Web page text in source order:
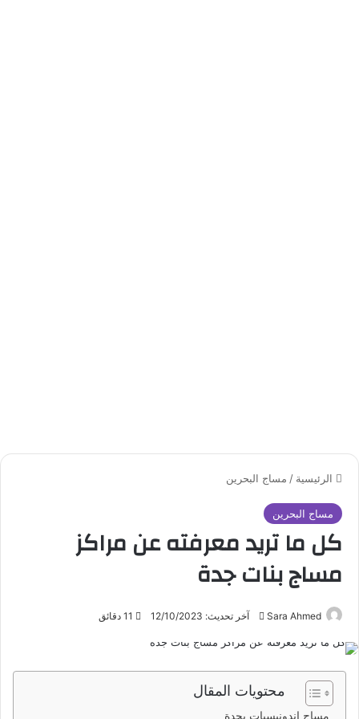
الرئيسية / مساج البحرين
مساج البحرين
كل ما تريد معرفته عن مراكز
مساج بنات جدة
Sara Ahmed
ل
ب
آخر تحديث: 12/10/2023
محتويات المقال
مساج اندونيسيات بجدة